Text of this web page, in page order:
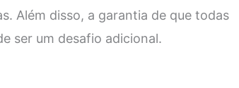
Além disso, a garantia de que todas
ser um desafio adicional.